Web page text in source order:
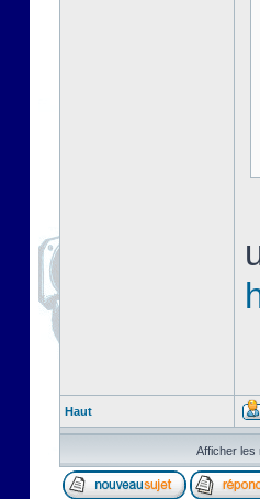
Haut
Afficher les